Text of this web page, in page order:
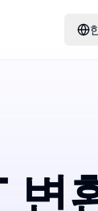
변